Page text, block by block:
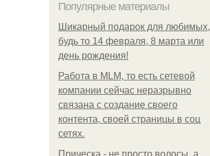
Популярные материалы
Шикарный подарок для любимых,
будь то 14 февраля, 8 марта или
день рождения!
Работа в MLM, то есть сетевой
компании сейчас неразрывно
связана с создание своего
контента, своей страницы в соц
сетях.
Прическа - не просто волосы, а